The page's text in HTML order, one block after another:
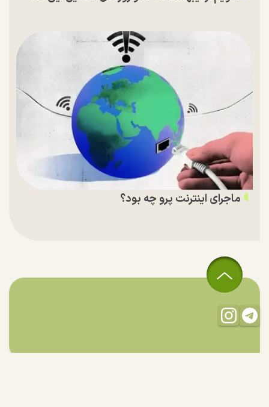
ماجرای اینترنت پرو چه بود؟